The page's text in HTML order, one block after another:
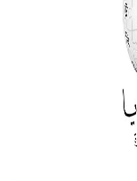
البحر ويتركب
الحمرة وهو